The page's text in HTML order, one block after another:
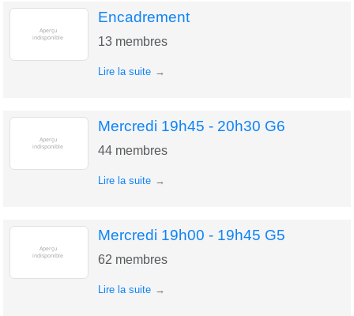
Encadrement
13 membres
Lire la suite
Mercredi 19h45 - 20h30 G6
44 membres
Lire la suite
Mercredi 19h00 - 19h45 G5
62 membres
Lire la suite